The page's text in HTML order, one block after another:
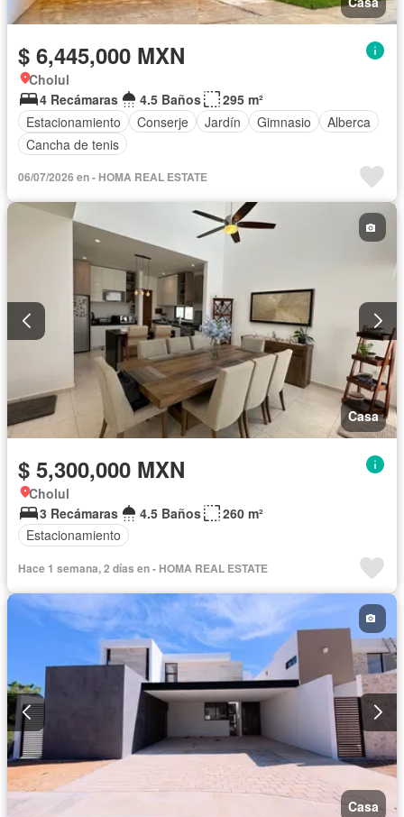
$ 6,445,000 MXN
Cholul
4 Recámaras
4.5 Baños
295 m²
Estacionamiento
Conserje Jardín Gimnasio
Alberca
Cancha de tenis
06/07/2026 en - HOMA REAL ESTATE
Casa
$ 5,300,000 MXN
Cholul
3 Recámaras
4.5 Baños
260 m²
Estacionamiento
Hace 1 semana, 2 días en - HOMA REAL ESTATE
Casa